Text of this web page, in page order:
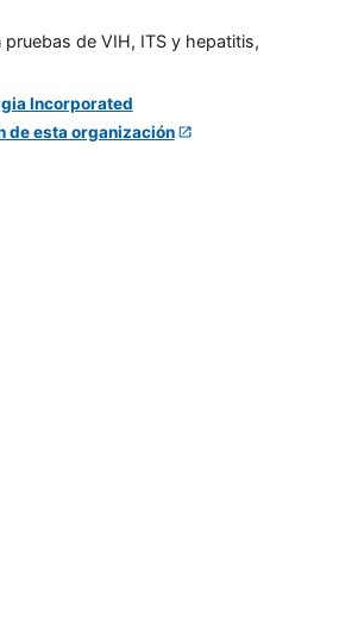
de VIH, ITS y hepatitis,
de esta organización